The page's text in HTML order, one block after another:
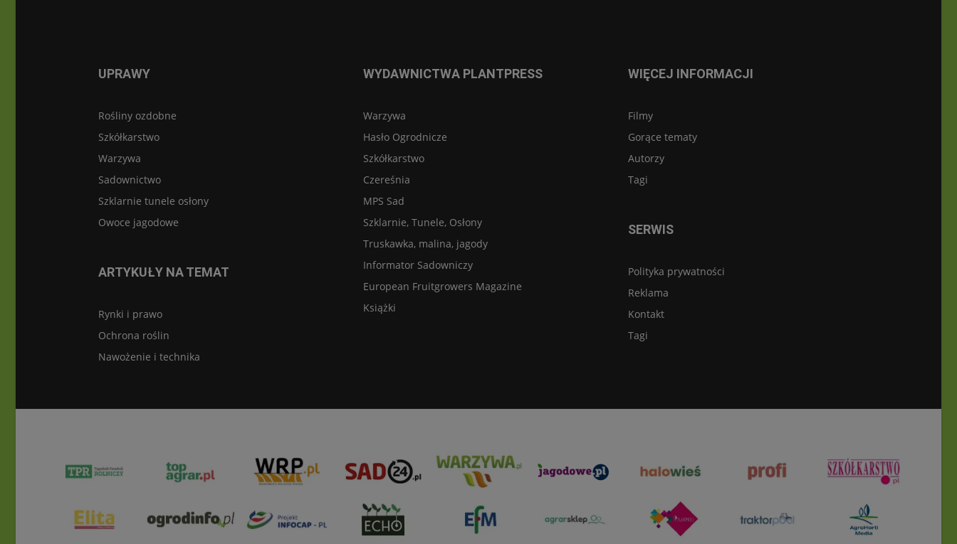
UPRAWY
Rośliny ozdobne
Szkółkarstwo
Warzywa
Sadownictwo
Szklarnie tunele osłony
Owoce jagodowe
ARTYKUŁY NA TEMAT
Rynki i prawo
Ochrona roślin
Nawożenie i technika
WYDAWNICTWA PLANTPRESS
Warzywa
Hasło Ogrodnicze
Szkółkarstwo
Czereśnia
MPS Sad
Szklarnie, Tunele, Osłony
Truskawka, malina, jagody
Informator Sadowniczy
European Fruitgrowers Magazine
Książki
WIĘCEJ INFORMACJI
Filmy
Gorące tematy
Autorzy
Tagi
SERWIS
Polityka prywatności
Reklama
Kontakt
Tagi